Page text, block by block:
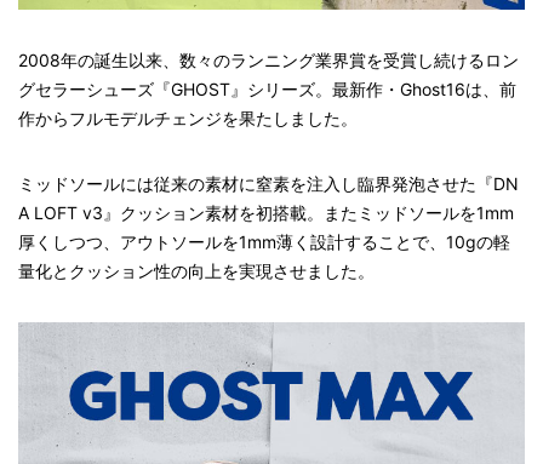
2008年の誕生以来、数々のランニング業界賞を受賞し続けるロン
グセラーシューズ『GHOST』シリーズ。最新作・Ghost16は、前
作からフルモデルチェンジを果たしました。
ミッドソールには従来の素材に窒素を注入し臨界発泡させた『DN
A LOFT v3』クッション素材を初搭載。またミッドソールを1mm
厚くしつつ、アウトソールを1mm薄く設計することで、10gの軽
量化とクッション性の向上を実現させました。